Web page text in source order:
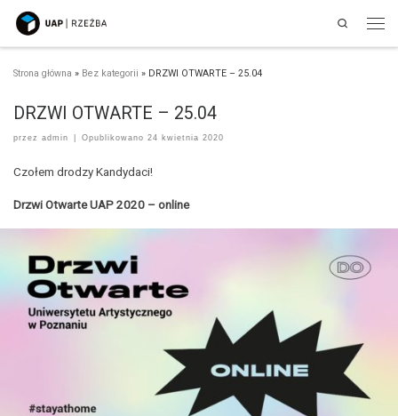
Przejdź do treści
Search
Strona główna » Bez kategorii » DRZWI OTWARTE – 25.04
DRZWI OTWARTE – 25.04
przez admin Opublikowano 24 kwietnia 2020
Czołem drodzy Kandydaci!
Drzwi Otwarte UAP 2020 – online